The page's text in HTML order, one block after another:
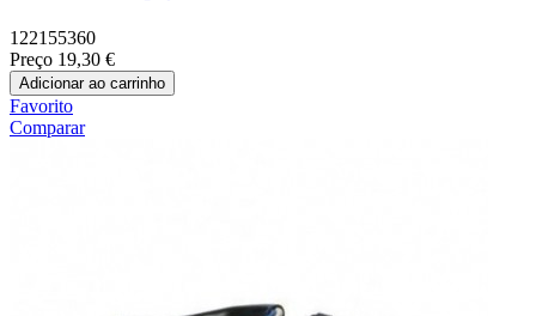
122155360
Preço 19,30 €
Adicionar ao carrinho
Favorito
Comparar